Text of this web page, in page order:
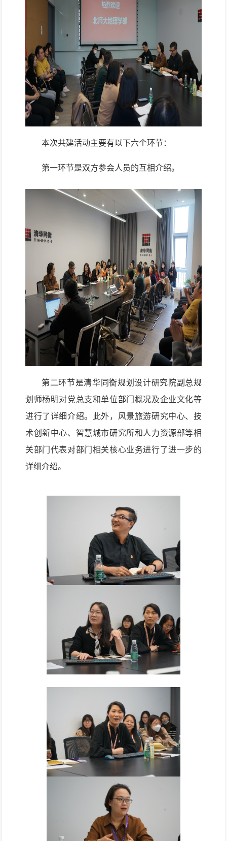
本次共建活动主要有以下六个环节：
第一环节是双方参会人员的互相介绍。
第二环节是清华同衡规划设计研究院副 总规
划师杨明对党总支和单位部门概况及企业文化等
进行了详细介绍。 此外，风景旅游研究中心、技
术创新中心、 智慧城市研究所和人力资源部等相
关部门代表对部门相关核心业务进行了进一步的
详细介绍。